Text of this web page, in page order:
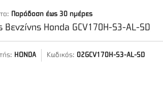
Παράδοση έως 30 ημέρες
Βενζίνης Honda GCV170H-S3-AL-SD
HONDA Κωδικός: 02GCV170H-S3-AL-SD